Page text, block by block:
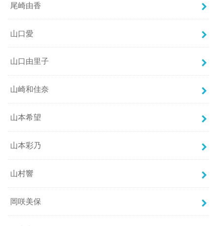
尾崎由香
山口愛
山口由里子
山崎和佳奈
山本希望
山本彩乃
山村響
岡咲美保